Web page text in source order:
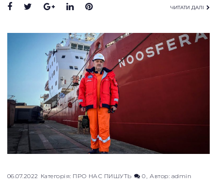
Facebook
TwitterGoogle+
LinkedInPinterest ЧИТАТИ ДАЛІ
06.07.2022 Категорія: ПРО НАС ПИШУТЬ 0 Автор: admin